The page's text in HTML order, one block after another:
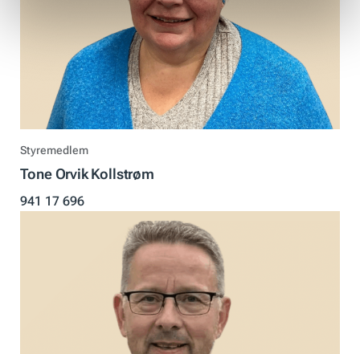
Styremedlem
Tone Orvik Kollstrøm
941 17 696